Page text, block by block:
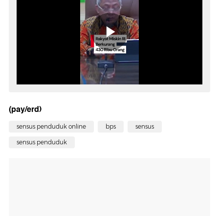
(pay/erd)
sensus penduduk online bps sensus
sensus penduduk